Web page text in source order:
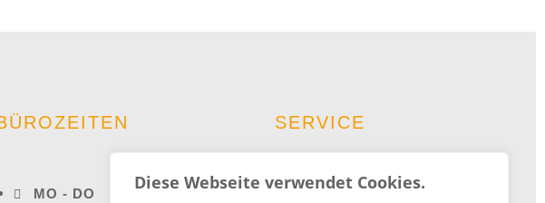
Diese Webseite verwendet Cookies.
MO - DO
SERVICE
Literatur